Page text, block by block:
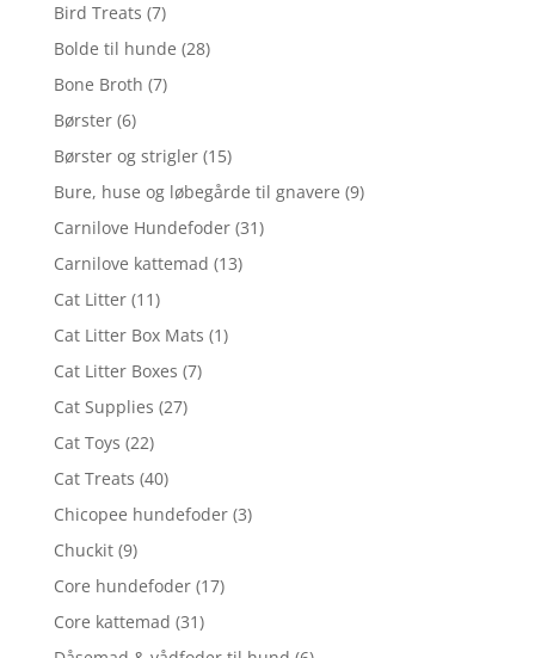
Bird Treats (7)
Bolde til hunde (28)
Bone Broth (7)
Børster (6)
Børster og strigler (15)
Bure, huse og løbegårde til gnavere (9)
Carnilove Hundefoder (31)
Carnilove kattemad (13)
Cat Litter (11)
Cat Litter Box Mats (1)
Cat Litter Boxes (7)
Cat Supplies (27)
Cat Toys (22)
Cat Treats (40)
Chicopee hundefoder (3)
Chuckit (9)
Core hundefoder (17)
Core kattemad (31)